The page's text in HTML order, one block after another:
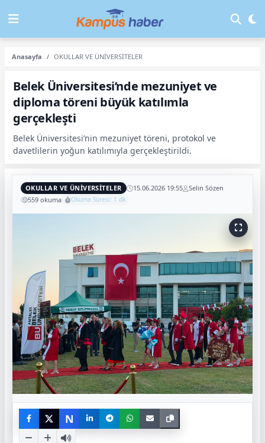
Anasayfa OKULLAR VE ÜNİVERSİTELER
Belek Üniversitesi’nde mezuniyet ve
diploma töreni büyük katılımla
gerçekleşti
Belek Üniversitesi’nin mezuniyet töreni, protokol ve
davetlilerin yoğun katılımıyla gerçekleştirildi.
OKULLAR VE ÜNİVERSİTELER 15.06.2026 19:55
Selin Sözen
559 okuma
Okuma Süresi: 1 dk
N